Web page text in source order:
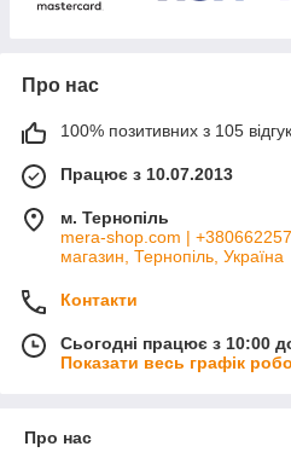
Про нас
100% позитивних з 105
Працює з 10.07.2013
м. Тернопіль
mera-shop.com |
магазин, Тернопіль, Україна
Контакти
Сьогодні працює з 10:00
Показати весь графік
Про нас